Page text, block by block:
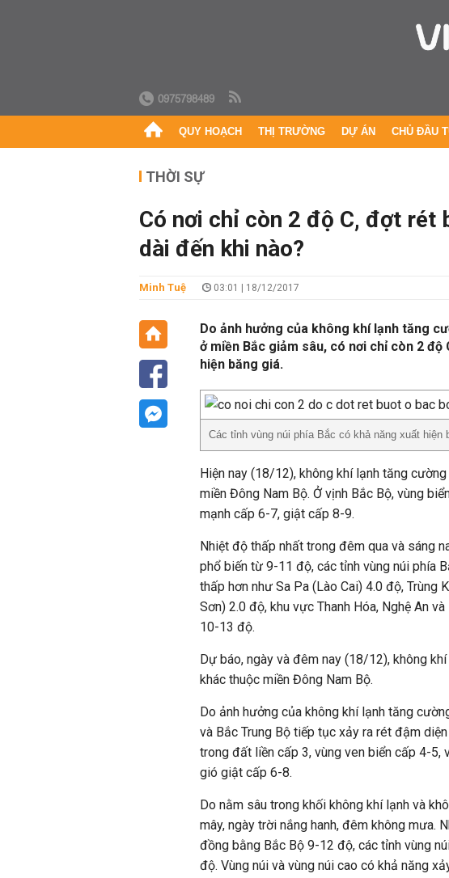
0975798489
QUY HOẠCH THỊ TRƯỜNG DỰ ÁN CHỦ ĐẦU
THỜI SỰ
Có nơi chỉ còn 2 độ C, đợt rét
dài đến khi nào?
Minh Tuệ 03:01 | 18/12/2017
Do ảnh hưởng của không khí lạnh tăng
ở miền Bắc giảm sâu, có nơi chỉ còn 2
hiện băng giá.
Các tỉnh vùng núi phía Bắc có khả năng xuất
Hiện nay (18/12), không khí lạnh tăng
miền Đông Nam Bộ. Ở vịnh Bắc Bộ, vùng
mạnh cấp 6-7, giật cấp 8-9.
Nhiệt độ thấp nhất trong đêm qua và sáng
phổ biến từ 9-11 độ, các tỉnh vùng núi phía
thấp hơn như Sa Pa (Lào Cai) 4.0 độ, Trùng
Sơn) 2.0 độ, khu vực Thanh Hóa, Nghệ An
10-13 độ.
Dự báo, ngày và đêm nay (18/12), không
khác thuộc miền Đông Nam Bộ.
Do ảnh hưởng của không khí lạnh tăng
và Bắc Trung Bộ tiếp tục xảy ra rét đậm
trong đất liền cấp 3, vùng ven biển cấp 4-5,
gió giật cấp 6-8.
Do nằm sâu trong khối không khí lạnh và
mây, ngày trời nắng hanh, đêm không mưa.
đồng bằng Bắc Bộ 9-12 độ, các tỉnh vùng
độ. Vùng núi và vùng núi cao có khả năng